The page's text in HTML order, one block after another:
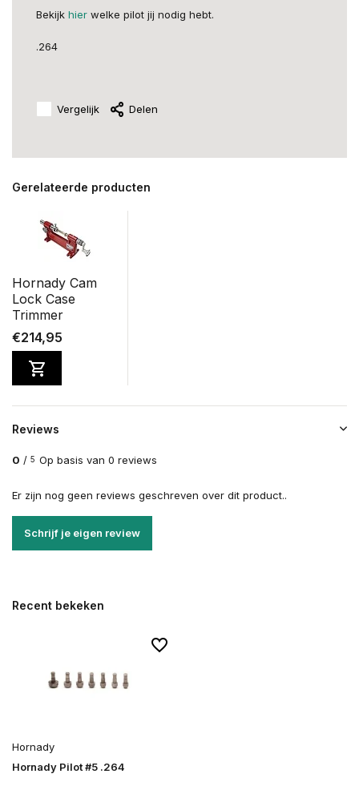
Bekijk hier welke pilot jij nodig hebt.
.264
Vergelijk Delen
Gerelateerde producten
Hornady Cam
Lock Case
Trimmer
€214,95
Reviews
0 / 5 Op basis van 0 reviews
Er zijn nog geen reviews geschreven over dit product..
Schrijf je eigen review
Recent bekeken
Hornady
Hornady Pilot #5 .264